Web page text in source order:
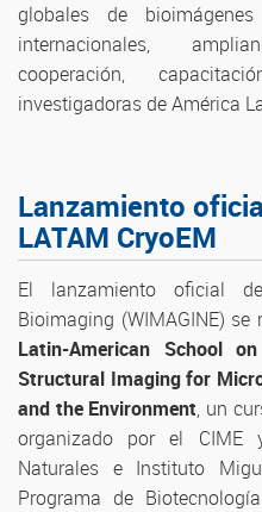
globales de
internacionales,
cooperación,
investigadoras de América
Lanzamiento
LATAM CryoEM
El lanzamiento oficial
Bioimaging (WIMAGINE)
Latin-American School
Structural Imaging for
and the Environment, un
organizado por el CIME
Naturales e Instituto
Programa de